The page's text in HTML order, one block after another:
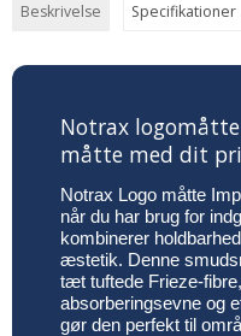
Beskrivelse Specifikationer
Notrax
måtte med dit
Notrax Logo måtte
når du har brug for
kombinerer
æstetik. Denne
tæt tuftede Frieze-
absorberingsevne og
gør den perfekt til